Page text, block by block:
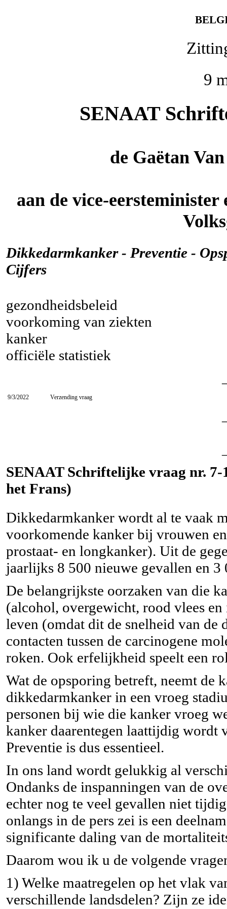
9
SENAAT
de Gaëtan
aan de vice-
Dikkedarmkanker - Preventie -
Cijfers
gezondheidsbeleid
voorkoming van ziekten
kanker
officiële statistiek
9/3/2022 Verzending vraag
SENAAT Schriftelijke vraag nr. 7-
het Frans)
Dikkedarmkanker wordt al te vaak
voorkomende kanker bij vrouwen
prostaat- en longkanker). Uit de
jaarlijks 8 500 nieuwe gevallen en
De belangrijkste oorzaken van die
(alcohol, overgewicht, rood vlees
leven (omdat dit de snelheid van
contacten tussen de carcinogene
roken. Ook erfelijkheid speelt een
Wat de opsporing betreft, neemt de
dikkedarmkanker in een vroeg
personen bij wie die kanker vroeg
kanker daarentegen laattijdig wordt
Preventie is dus essentieel.
In ons land wordt gelukkig al
Ondanks de inspanningen van de
echter nog te veel gevallen niet
onlangs in de pers zei is een
significante daling van de
Daarom wou ik u de volgende
1) Welke maatregelen op het vlak
verschillende landsdelen? Zijn ze